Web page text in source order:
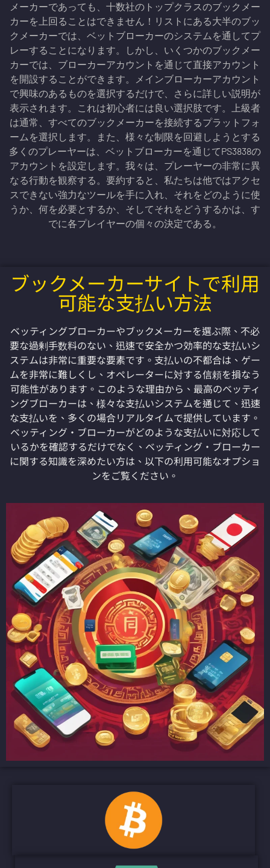
メーカーであっても、十数社のトップクラスのブックメー
カーを上回ることはできません！リストにある大半のブッ
クメーカーでは、ベットブローカーのシステムを通してプ
レーすることになります。しかし、いくつかのブックメー
カーでは、ブローカーアカウントを通じて直接アカウント
を開設することができます。メインブローカーアカウント
で興味のあるものを選択するだけで、さらに詳しい説明が
表示されます。これは初心者には良い選択肢です。上級者
は通常、すべてのブックメーカーを接続するプラットフォ
ームを選択します。また、様々な制限を回避しようとする
多くのプレーヤーは、ベットブローカーを通じてPS3838の
アカウントを設定します。我々は、プレーヤーの非常に異
なる行動を観察する。要約すると、私たちは他ではアクセ
スできない強力なツールを手に入れ、それをどのように使
うか、何を必要とするか、そしてそれをどうするかは、す
でに各プレイヤーの個々の決定である。
ブックメーカーサイトで利用
可能な支払い方法
ベッティングブローカーやブックメーカーを選ぶ際、不必
要な過剰手数料のない、迅速で安全かつ効率的な支払いシ
ステムは非常に重要な要素です。支払いの不都合は、ゲー
ムを非常に難しくし、オペレーターに対する信頼を損なう
可能性があります。このような理由から、最高のベッティ
ングブローカーは、様々な支払いシステムを通じて、迅速
な支払いを、多くの場合リアルタイムで提供しています。
ベッティング・ブローカーがどのような支払いに対応して
いるかを確認するだけでなく、ベッティング・ブローカー
に関する知識を深めたい方は、以下の利用可能なオプショ
ンをご覧ください。